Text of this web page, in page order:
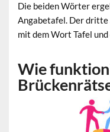
Die beiden Wörter
Angabetafel. Der dritte
mit dem Wort Tafel
Wie